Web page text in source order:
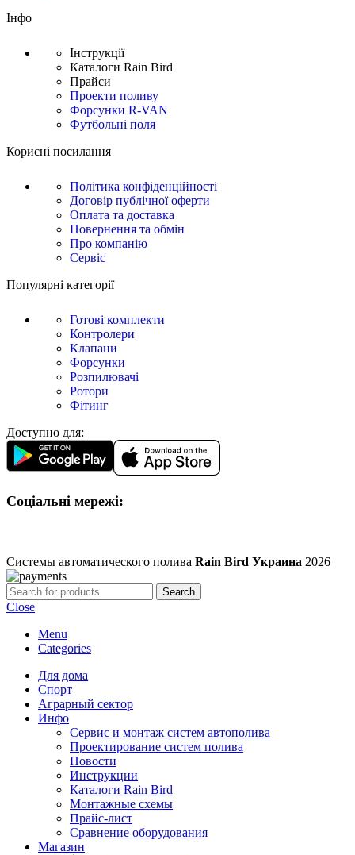
Інфо
Інструкції
Каталоги Rain Bird
Прайси
Проекти поливу
Форсунки R-VAN
Футбольні поля
Корисні посилання
Політика конфіденційності
Договір публічної оферти
Оплата та доставка
Повернення та обмін
Про компанію
Сервіс
Популярні категорії
Готові комплекти
Контролери
Клапани
Форсунки
Розпилювачі
Ротори
Фітинг
Доступно для:
Соціальні мережі:
Системы автоматического полива Rain Bird Украина 2026
Search
Close
Menu
Categories
Для дома
Спорт
Аграрный сектор
Инфо
Сервис и монтаж систем автополива
Проектирование систем полива
Новости
Инструкции
Каталоги Rain Bird
Монтажные схемы
Прайс-лист
Сравнение оборудования
Магазин